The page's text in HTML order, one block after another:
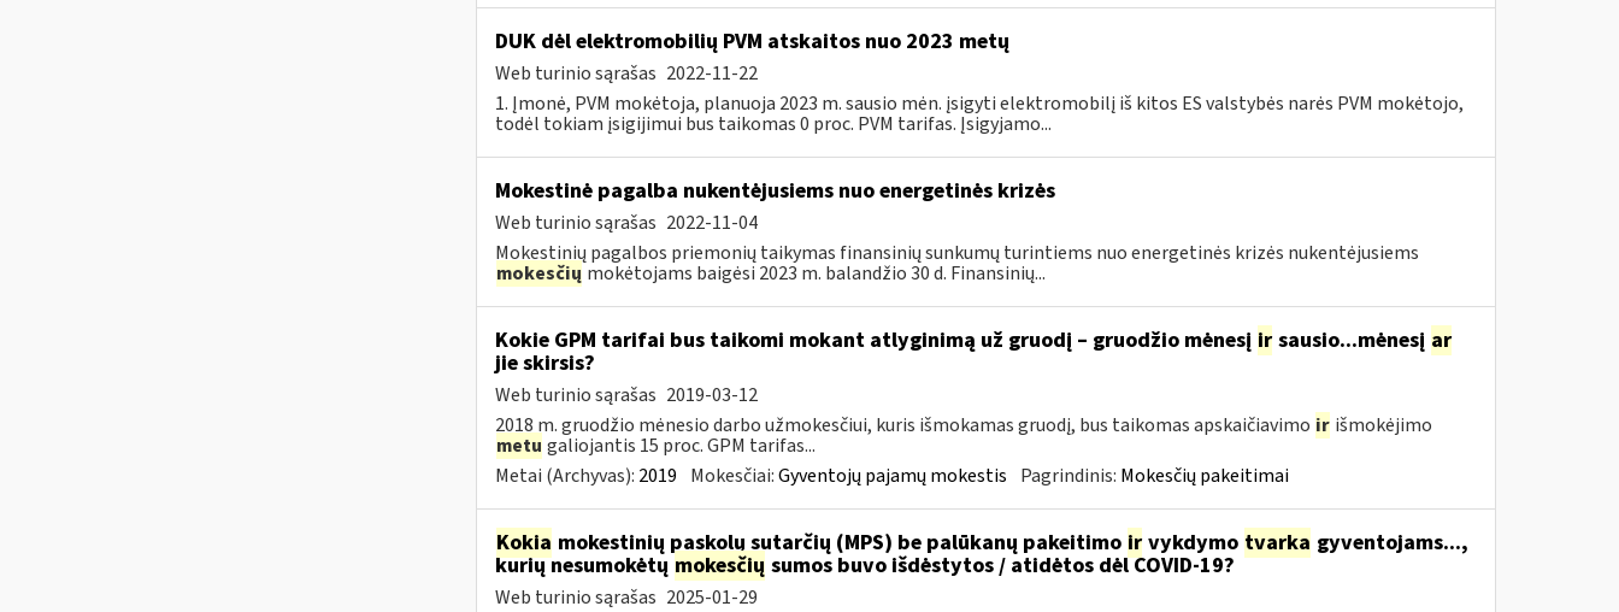
DUK dėl elektromobilių PVM atskaitos nuo 2023 metų
Web turinio sąrašas 2022-11-22
1. Įmonė, PVM mokėtoja, planuoja 2023 m. sausio mėn. įsigyti elektromobilį iš kitos ES valstybės narės PVM mokėtojo,
todėl tokiam įsigijimui bus taikomas 0 proc. PVM tarifas. Įsigyjamo...
Mokestinė pagalba nukentėjusiems nuo energetinės krizės
Web turinio sąrašas 2022-11-04
Mokestinių pagalbos priemonių taikymas finansinių sunkumų turintiems nuo energetinės krizės nukentėjusiems
mokesčių mokėtojams baigėsi 2023 m. balandžio 30 d. Finansinių...
Kokie GPM tarifai bus taikomi mokant atlyginimą už gruodį – gruodžio mėnesį irsausio...mėnesį ar
jie skirsis?
Web turinio sąrašas 2019-03-12
2018 m. gruodžio mėnesio darbo užmokesčiui, kuris išmokamas gruodį, bus taikomas apskaičiavimo ir išmokėjimo
metu galiojantis 15 proc. GPM tarifas...
Metai (Archyvas): 2019 Mokesčiai:Gyventojų pajamų mokestis Pagrindinis: Mokesčių pakeitimai
Kokia mokestinių paskolų sutarčių (MPS) be palūkanų pakeitimo irvykdymo tvarka gyventojams...,
kurių nesumokėtų mokesčių sumos buvo išdėstytos / atidėtos dėl COVID-19?
Web turinio sąrašas 2025-01-29